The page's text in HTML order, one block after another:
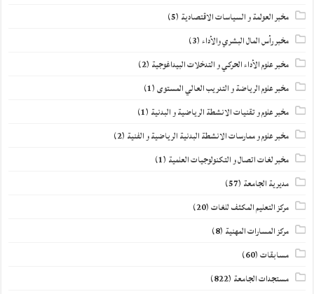
مخبر العولمة و السياسات الاقتصادية (5)
مخبر رأس المال البشري والأداء(3)
مخبر علوم الأداء الحركي و التدخلات البيداغوجية (2)
مخبر علوم الرياضة و التدريب العالي المستوى(1)
مخبر علوم و تقنيات الانشطة الرياضية و البدنية (1)
مخبر علوم و ممارسات الانشطة البدنية الرياضية و الفنية (2)
مخبر لغات اتصال و التكنولوجيات العلمية (1)
مديرية الجامعة (57)
مركز التعليم المكثف للغات(20)
مركز المسارات المهنية (8)
مسابقات(60)
مستجدات الجامعة (822)